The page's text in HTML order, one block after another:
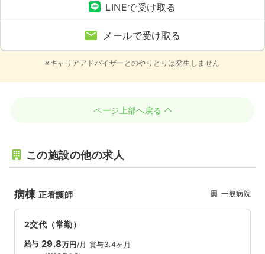
LINEで受け取る
メールで受け取る
※キャリアアドバイザーとのやりとりは発生しません
ページ上部へ戻る
この施設の他の求人
病棟正看護師 一般病院
2交代（常勤）
給与 29.8万円 /月 賞与3.4ヶ月